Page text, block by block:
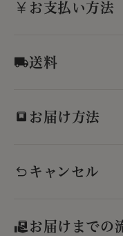
お支払い方法
送料
お届け方法
キャンセル
お届けまでの